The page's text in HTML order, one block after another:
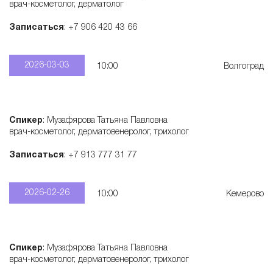
врач-косметолог, дерматолог
Записаться: +7 906 420 43 66
2026-03-03 10:00 Волгоград
Спикер: Музафярова Татьяна Павловна
врач-косметолог, дерматовенеролог, трихолог
Записаться: +7 913 777 31 77
2026-02-26 10:00 Кемерово
Спикер: Музафярова Татьяна Павловна
врач-косметолог, дерматовенеролог, трихолог